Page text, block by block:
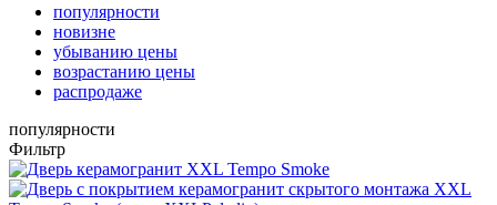
популярности
новизне
убыванию цены
возрастанию цены
распродаже
популярности
Фильтр